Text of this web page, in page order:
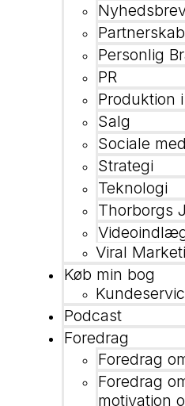
Personlig
PR
Produktion
Salg
Sociale
Strategi
Teknologi
Thorborgs
Viral
Køb min bog
Podcast
Foredrag
Foredrag
Foredrag
motivation